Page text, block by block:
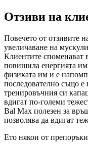
Отзиви на
Повечето от отзивите
увеличаване на
Клиентите споменават
повишила енергията
физиката им и е
последователно също е
тренировъчния си
вдигат по-големи
Bal Max полезен за
позволява да вдигат
Ето някои от